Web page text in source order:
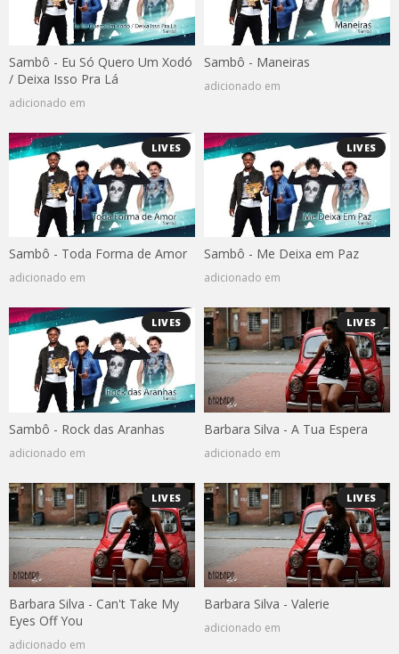
Sambô - Eu Só Quero Um Xodó
/ Deixa Isso Pra Lá
adicionado em
Sambô - Maneiras
adicionado em
LIVES
Sambô - Toda Forma de Amor
adicionado em
LIVES
Sambô - Me Deixa em Paz
adicionado em
LIVES
Sambô - Rock das Aranhas
adicionado em
LIVES
Barbara Silva - A Tua Espera
adicionado em
LIVES
Barbara Silva - Can't Take My
Eyes Off You
adicionado em
LIVES
Barbara Silva - Valerie
adicionado em